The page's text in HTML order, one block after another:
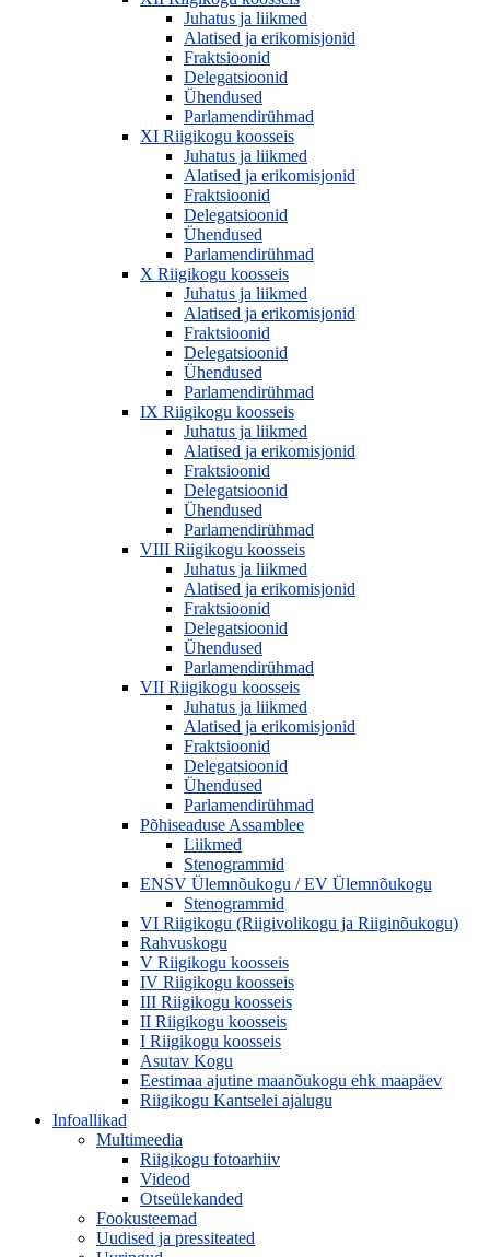
Juhatus ja liikmed
Alatised ja erikomisjonid
Fraktsioonid
Delegatsioonid
Ühendused
Parlamendirühmad
XI Riigikogu koosseis
Juhatus ja liikmed
Alatised ja erikomisjonid
Fraktsioonid
Delegatsioonid
Ühendused
Parlamendirühmad
X Riigikogu koosseis
Juhatus ja liikmed
Alatised ja erikomisjonid
Fraktsioonid
Delegatsioonid
Ühendused
Parlamendirühmad
IX Riigikogu koosseis
Juhatus ja liikmed
Alatised ja erikomisjonid
Fraktsioonid
Delegatsioonid
Ühendused
Parlamendirühmad
VIII Riigikogu koosseis
Juhatus ja liikmed
Alatised ja erikomisjonid
Fraktsioonid
Delegatsioonid
Ühendused
Parlamendirühmad
VII Riigikogu koosseis
Juhatus ja liikmed
Alatised ja erikomisjonid
Fraktsioonid
Delegatsioonid
Ühendused
Parlamendirühmad
Põhiseaduse Assamblee
Liikmed
Stenogrammid
ENSV Ülemnõukogu / EV Ülemnõukogu
Stenogrammid
VI Riigikogu (Riigivolikogu ja Riiginõukogu)
Rahvuskogu
V Riigikogu koosseis
IV Riigikogu koosseis
III Riigikogu koosseis
II Riigikogu koosseis
I Riigikogu koosseis
Asutav Kogu
Eestimaa ajutine maanõukogu ehk maapäev
Riigikogu Kantselei ajalugu
Infoallikad
Multimeedia
Riigikogu fotoarhiiv
Videod
Otseülekanded
Fookusteemad
Uudised ja pressiteated